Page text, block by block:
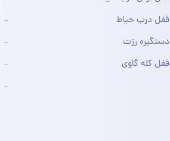
قفل درب حیاط
دستگیره رزت
قفل کله گاوی